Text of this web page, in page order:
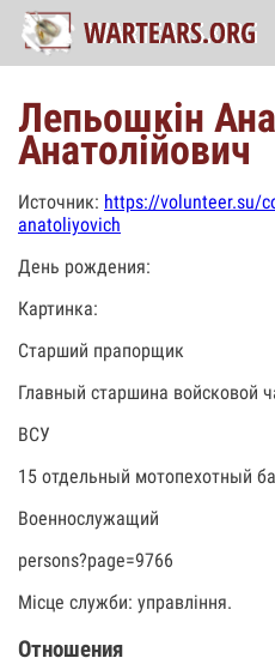
Лепьошкін
Анатолійович
Источник: https://volunteer.su/
anatoliyovich
День рождения:
Картинка:
Старший прапорщик
Главный старшина войсковой
ВСУ
15 отдельный мотопехотный
Военнослужащий
persons?page=9766
Місце служби: управління.
Отношения